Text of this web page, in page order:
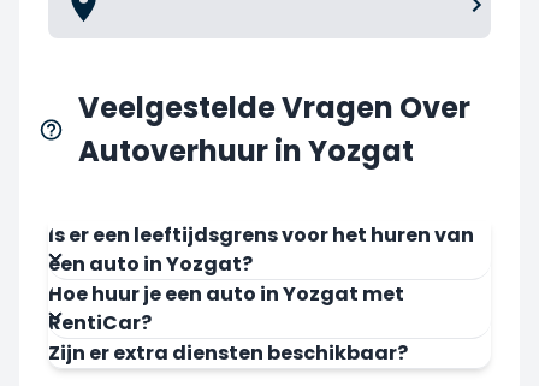
Veelgestelde Vragen Over
Autoverhuur in Yozgat
Is er een leeftijdsgrens voor het huren van
een auto in Yozgat?
Hoe huur je een auto in Yozgat met
RentiCar?
Zijn er extra diensten beschikbaar?